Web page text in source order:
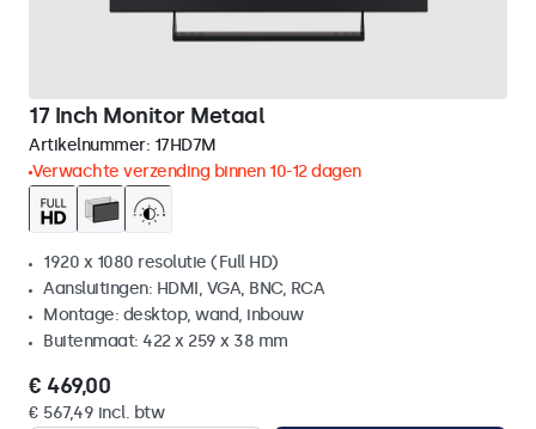
17 Inch Monitor Metaal
Artikelnummer: 17HD7M
Verwachte verzending binnen 10-12 dagen
1920 x 1080 resolutie (Full HD)
Aansluitingen: HDMI, VGA, BNC, RCA
Montage: desktop, wand, inbouw
Buitenmaat: 422 x 259 x 38 mm
€ 469,00
€ 567,49 incl. btw